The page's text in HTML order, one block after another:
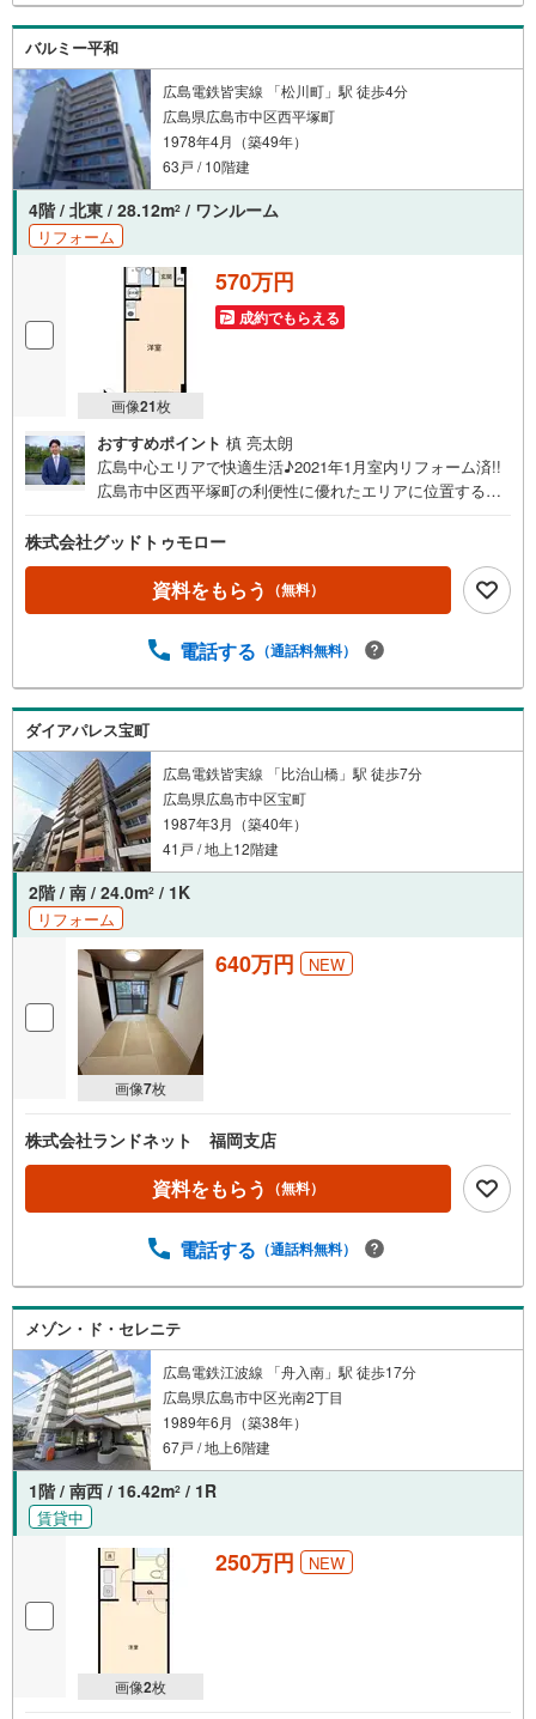
トをさせて頂きます。株式会社日東リバティ〒732-0818広
島市南区段原日出2丁目2-22-2F
バルミー平和
広島電鉄皆実線 「松川町」駅 徒歩4分
広島県広島市中区西平塚町
1978年4月（築49年）
63戸 / 10階建
4階 / 北東 / 28.12m2 / ワンルーム
リフォーム
画像21枚
570万円
成約でもらえる
おすすめポイント 槙 亮太朗
広島中心エリアで快適生活♪2021年1月室内リフォーム済!!
広島市中区西平塚町の利便性に優れたエリアに位置する物
集まっており、日々の生活に必要な環境がすべて揃った充
実の住環境です。市内中心部へのアクセスもスムーズで、
通勤やお出かけもストレスフリー。室内は2021年1月にリ
フォームを実施しており、綺麗な状態です。（※正確な施工
「室内洗濯機置き場」や、空きスペースを活用した「造作
がっております。ご自身のお住まいやセカンドハウスとし
てはもちろん、投資用としてもぜひご検討ください。
株式会社グッドトゥモロー
資料をもらう （無料）
電話する （通話料無料）
ダイアパレス宝町
広島電鉄皆実線 「比治山橋」駅 徒歩7分
広島県広島市中区宝町
1987年3月（築40年）
41戸 / 地上12階建
2階 / 南 / 24.0m2 / 1K
リフォーム
画像7枚
640万円 NEW
株式会社ランドネット 福岡支店
資料をもらう （無料）
電話する （通話料無料）
メゾン・ド・セレニテ
広島電鉄江波線 「舟入南」駅 徒歩17分
広島県広島市中区光南2丁目
1989年6月（築38年）
67戸 / 地上6階建
1階 / 南西 / 16.42m2 / 1R
賃貸中
画像2枚
250万円 NEW